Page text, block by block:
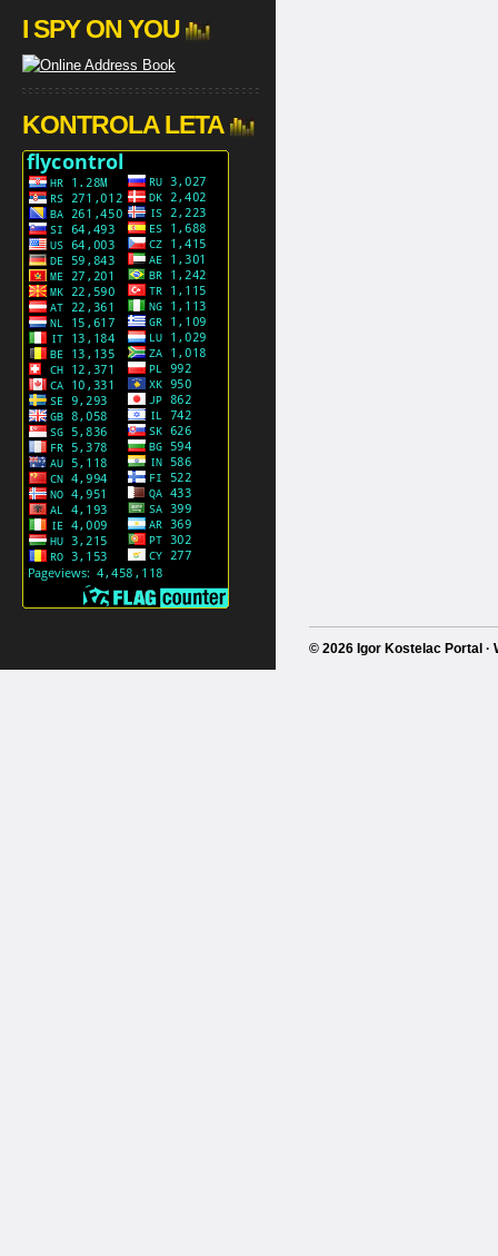
I SPY ON YOU
KONTROLA LETA
© 2026 Igor Kostelac Portal